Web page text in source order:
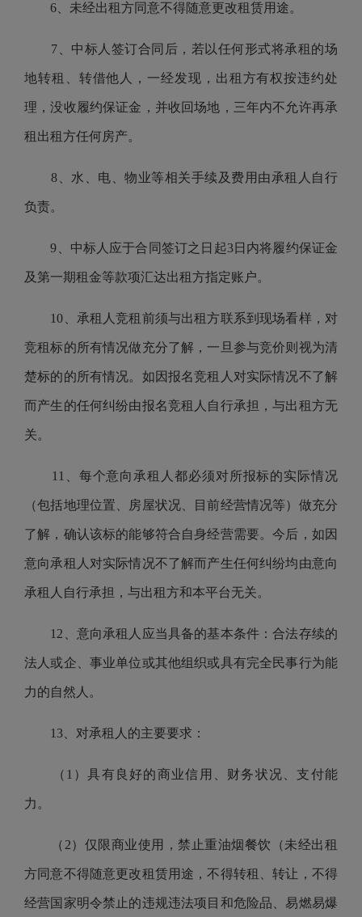
6、未经出租方同意不得随意更改租赁用途。
7、中标人签订合同后，若以任何形式将承租的场
地转租、转借他人，一经发现，出租方有权按违约处
理，没收履约保证金，并收回场地，三年内不允许再承
租出租方任何房产。
8、水、电、物业等相关手续及费用由承租人自行
负责。
9、中标人应于合同签订之日起3日内将履约保证金
及第一期租金等款项汇达出租方指定账户。
10、承租人竞租前须与出租方联系到现场看样，对
竞租标的所有情况做充分了解，一旦参与竞价则视为清
楚标的的所有情况。如因报名竞租人对实际情况不了解
而产生的任何纠纷由报名竞租人自行承担，与出租方无
关。
11、每个意向承租人都必须对所报标的实际情况
（包括地理位置、房屋状况、目前经营情况等）做充分
了解，确认该标的能够符合自身经营需要。今后，如因
意向承租人对实际情况不了解而产生任何纠纷均由意向
承租人自行承担，与出租方和本平台无关。
12、意向承租人应当具备的基本条件：合法存续的
法人或企、事业单位或其他组织或具有完全民事行为能
力的自然人。
13、对承租人的主要要求：
（1）具有良好的商业信用、财务状况、支付能
力。
（2）仅限商业使用，禁止重油烟餐饮（未经出租
方同意不得随意更改租赁用途，不得转租、转让，不得
经营国家明令禁止的违规违法项目和危险品、易燃易爆